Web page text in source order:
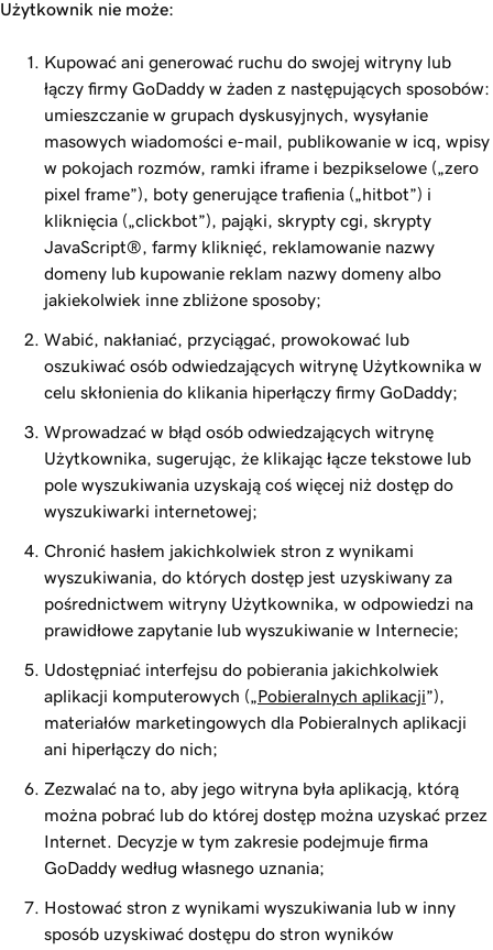
Użytkownik nie może:
Kupować ani generować ruchu do swojej witryny lub
łączy firmy GoDaddy w żaden z następujących sposobów:
umieszczanie w grupach dyskusyjnych, wysyłanie
masowych wiadomości e-mail, publikowanie w icq, wpisy
w pokojach rozmów, ramki iframe i bezpikselowe („zero
pixel frame”), boty generujące trafienia („hitbot”) i
kliknięcia („clickbot”), pająki, skrypty cgi, skrypty
JavaScript®, farmy kliknięć, reklamowanie nazwy
domeny lub kupowanie reklam nazwy domeny albo
jakiekolwiek inne zbliżone sposoby;
Wabić, nakłaniać, przyciągać, prowokować lub
oszukiwać osób odwiedzających witrynę Użytkownika w
celu skłonienia do klikania hiperłączy firmy GoDaddy;
Wprowadzać w błąd osób odwiedzających witrynę
Użytkownika, sugerując, że klikając łącze tekstowe lub
pole wyszukiwania uzyskają coś więcej niż dostęp do
wyszukiwarki internetowej;
Chronić hasłem jakichkolwiek stron z wynikami
wyszukiwania, do których dostęp jest uzyskiwany za
pośrednictwem witryny Użytkownika, w odpowiedzi na
prawidłowe zapytanie lub wyszukiwanie w Internecie;
Udostępniać interfejsu do pobierania jakichkolwiek
aplikacji komputerowych („ Pobieralnych aplikacji”),
materiałów marketingowych dla Pobieralnych aplikacji
ani hiperłączy do nich;
Zezwalać na to, aby jego witryna była aplikacją, którą
można pobrać lub do której dostęp można uzyskać przez
Internet. Decyzje w tym zakresie podejmuje firma
GoDaddy według własnego uznania;
Hostować stron z wynikami wyszukiwania lub w inny
sposób uzyskiwać dostępu do stron wyników